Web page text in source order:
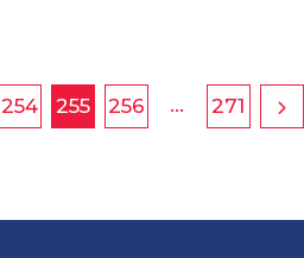
254 255 256 … 271